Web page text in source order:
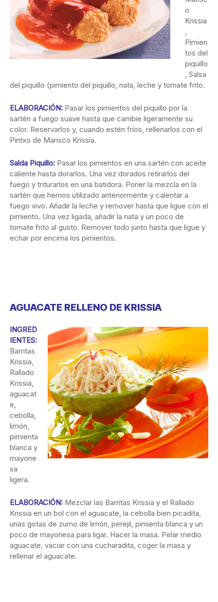
o
Krissia
,
Pimien
tos del
piquillo
, Salsa
del piquillo (pimiento del piquillo, nata, leche y tomate frito.
ELABORACIÓN: Pasar los pimientos del piquillo por la
sartén a fuego suave hasta que cambie ligeramente su
color. Reservarlos y, cuando estén fríos, rellenarlos con el
Pintxo de Marisco Krissia.
Salda Piquillo: Pasar los pimientos en una sartén con aceite
caliente hasta dorarlos. Una vez dorados retirarlos del
fuego y triturarlos en una batidora. Poner la mezcla en la
sartén que hemos utilizado anteriormente y calentar a
fuego vivo. Añadir la leche y remover hasta que ligue con el
pimiento. Una vez ligada, añadir la nata y un poco de
tomate frito al gusto. Remover todo junto hasta que ligue y
echar por encima los pimientos.
AGUACATE RELLENO DE KRISSIA
INGRED
IENTES:
Barritas
Krissia,
Rallado
Krissia,
aguacat
e,
cebolla,
limón,
pimienta
blanca y
mayone
sa
ligera.
ELABORACIÓN: Mezclar las Barritas Krissia y el Rallado
Krissia en un bol con el aguacate, la cebolla bien picadita,
unas gotas de zumo de limón, perejil, pimienta blanca y un
poco de mayonesa para ligar. Hacer la masa. Pelar medio
aguacate, vaciar con una cucharadita, coger la masa y
rellenar el aguacate.